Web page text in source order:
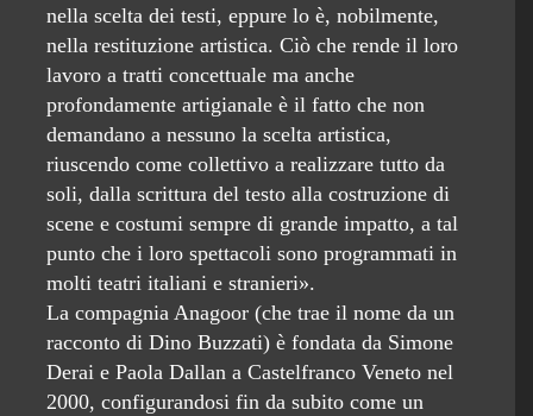
nella scelta dei testi, eppure lo è, nobilmente,
nella restituzione artistica. Ciò che rende il loro
lavoro a tratti concettuale ma anche
profondamente artigianale è il fatto che non
demandano a nessuno la scelta artistica,
riuscendo come collettivo a realizzare tutto da
soli, dalla scrittura del testo alla costruzione di
scene e costumi sempre di grande impatto, a tal
punto che i loro spettacoli sono programmati in
molti teatri italiani e stranieri».
La compagnia Anagoor (che trae il nome da un
racconto di Dino Buzzati) è fondata da Simone
Derai e Paola Dallan a Castelfranco Veneto nel
2000, configurandosi fin da subito come un